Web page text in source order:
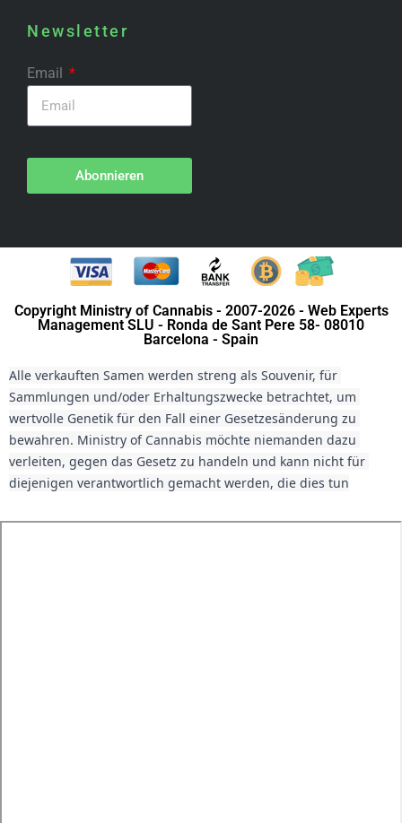
Newsletter
Email
Abonnieren
Copyright Ministry of Cannabis - 2007-2026 - Web Experts
Management SLU - Ronda de Sant Pere 58- 08010
Barcelona - Spain
Alle verkauften Samen werden streng als Souvenir, für
Sammlungen und/oder Erhaltungszwecke betrachtet, um
wertvolle Genetik für den Fall einer Gesetzesänderung zu
bewahren. Ministry of Cannabis möchte niemanden dazu
verleiten, gegen das Gesetz zu handeln und kann nicht für
diejenigen verantwortlich gemacht werden, die dies tun